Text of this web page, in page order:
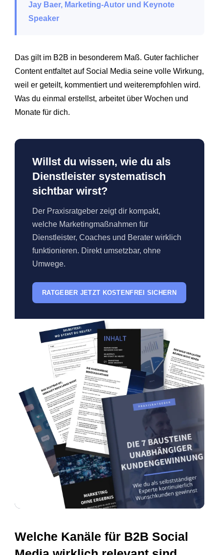
Jay Baer, Marketing-Autor und Keynote
Speaker
Das gilt im B2B in besonderem Maß. Guter fachlicher
Content entfaltet auf Social Media seine volle Wirkung,
weil er geteilt, kommentiert und weiterempfohlen wird.
Was du einmal erstellst, arbeitet über Wochen und
Monate für dich.
Willst du wissen, wie du als
Dienstleister systematisch
sichtbar wirst?
Der Praxisratgeber zeigt dir kompakt,
welche Marketingmaßnahmen für
Dienstleister, Coaches und Berater wirklich
funktionieren. Direkt umsetzbar, ohne
Umwege.
RATGEBER JETZT KOSTENFREI SICHERN
Welche Kanäle für B2B Social